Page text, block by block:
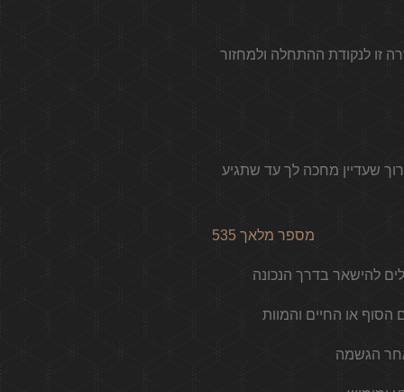
המלאך 2033 על מנת להשפיע על חזרה זו לנקודת ההתחלה ולמחזור
שעדיין מחכה לך עד שתגיע
מספר מלאך 535